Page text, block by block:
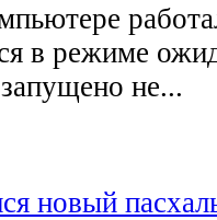
в режиме
не...
новый